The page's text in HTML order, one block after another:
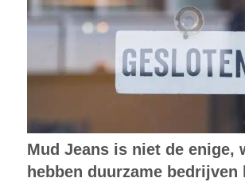
Mud Jeans is niet de enige,
hebben duurzame bedrijven